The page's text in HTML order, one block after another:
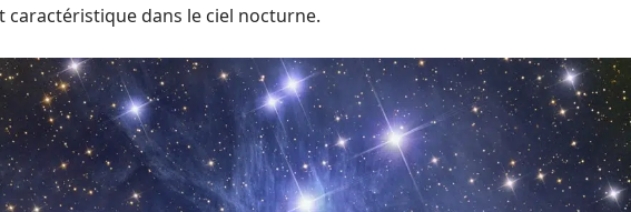
caractéristique dans le ciel nocturne.